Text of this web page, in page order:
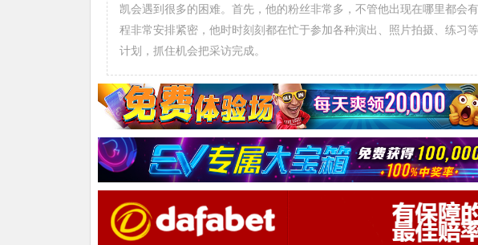
凯会遇到很多的困难。首先，他的粉丝非常多，不管他出现在哪里都会
程非常安排紧密，他时时刻刻都在忙于参加各种演出、照片拍摄、练习
计划，抓住机会把采访完成。